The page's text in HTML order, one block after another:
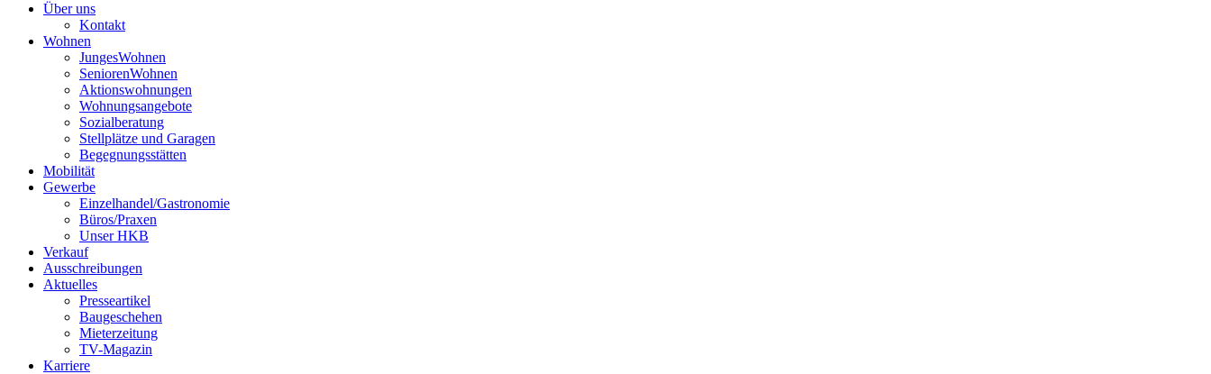
Über uns
Kontakt
Wohnen
JungesWohnen
SeniorenWohnen
Aktionswohnungen
Wohnungsangebote
Sozialberatung
Stellplätze und Garagen
Begegnungsstätten
Mobilität
Gewerbe
Einzelhandel/Gastronomie
Büros/Praxen
Unser HKB
Verkauf
Ausschreibungen
Aktuelles
Presseartikel
Baugeschehen
Mieterzeitung
TV-Magazin
Karriere